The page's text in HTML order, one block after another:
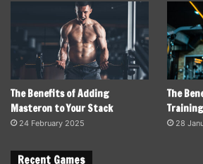
The Benefits of Adding
Masteron to Your Stack
24 February 2025
The
28
Recent Games